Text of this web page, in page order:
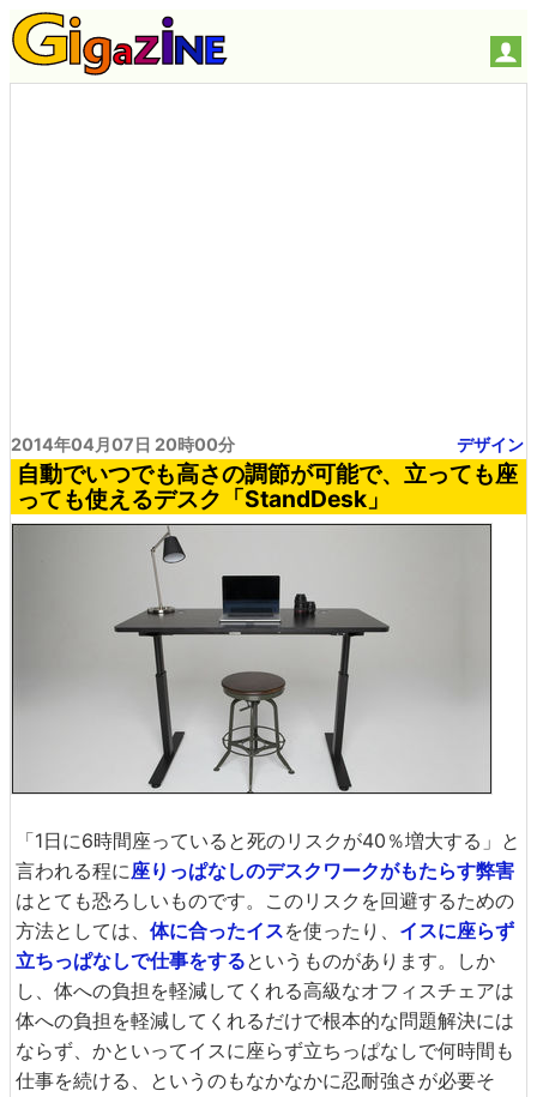
2014年04月07日 20時00分 デザイン
自動でいつでも高さの調節が可能で、立っても座
っても使えるデスク「StandDesk」
「1日に6時間座っていると死のリスクが40％増大する」と
言われる程に座りっぱなしのデスクワークがもたらす弊害
はとても恐ろしいものです。このリスクを回避するための
方法としては、 体に合ったイスを使ったり、 イスに座らず
立ちっぱなしで仕事をするというものがあります。しか
し、体への負担を軽減してくれる高級なオフィスチェアは
体への負担を軽減してくれるだけで根本的な問題解決には
ならず、かといってイスに座らず立ちっぱなしで何時間も
仕事を続ける、というのもなかなかに忍耐強さが必要そ